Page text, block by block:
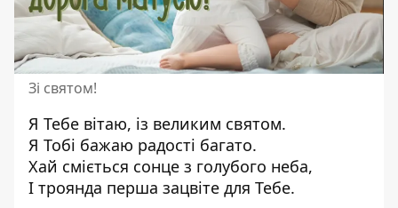
Зі святом!
Я Тебе вітаю, із великим святом.
Я Тобі бажаю радості багато.
Хай сміється сонце з голубого неба,
І троянда перша зацвіте для Тебе.